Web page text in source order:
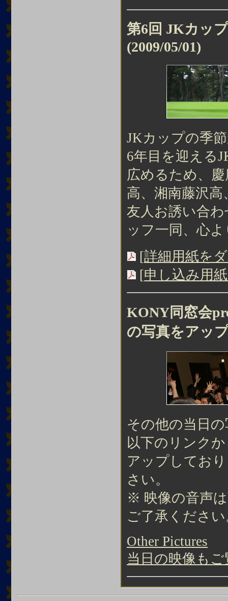
第6回 JKカッ
(2009/05/01)
JKカップの季
6年目を迎える
広めるため、
高、湘南藤沢
友人お誘い合
ッフ一同、心
[詳細用紙を
[申し込み用
KONY同窓会
の写真をアッ
その他の当日
以下のリンク
アップしてお
さい。
※ 映像の音声
ご了承くださ
Other Pictures
当日の映像も